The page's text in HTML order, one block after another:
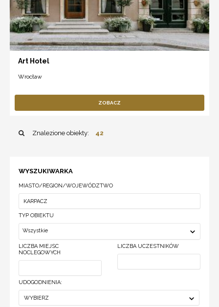
Art Hotel
Wrocław
ZOBACZ
Znalezione obiekty: 42
WYSZUKIWARKA
MIASTO/REGION/WOJEWÓDZTWO
TYP OBIEKTU
Wszystkie
LICZBA MIEJSC
NOCLEGOWYCH
LICZBA UCZESTNIKÓW
UDOGODNIENIA:
WYBIERZ